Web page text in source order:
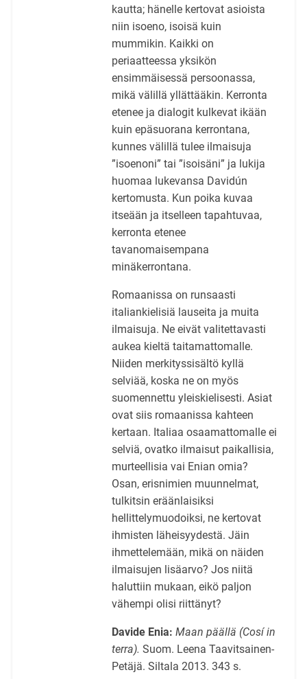
kautta; hänelle kertovat asioista
niin isoeno, isoisä kuin
mummikin. Kaikki on
periaatteessa yksikön
ensimmäisessä persoonassa,
mikä välillä yllättääkin. Kerronta
etenee ja dialogit kulkevat ikään
kuin epäsuorana kerrontana,
kunnes välillä tulee ilmaisuja
”isoenoni” tai ”isoisäni” ja lukija
huomaa lukevansa Davidún
kertomusta. Kun poika kuvaa
itseään ja itselleen tapahtuvaa,
kerronta etenee
tavanomaisempana
minäkerrontana.
Romaanissa on runsaasti
italiankielisiä lauseita ja muita
ilmaisuja. Ne eivät valitettavasti
aukea kieltä taitamattomalle.
Niiden merkityssisältö kyllä
selviää, koska ne on myös
suomennettu yleiskielisesti. Asiat
ovat siis romaanissa kahteen
kertaan. Italiaa osaamattomalle ei
selviä, ovatko ilmaisut paikallisia,
murteellisia vai Enian omia?
Osan, erisnimien muunnelmat,
tulkitsin eräänlaisiksi
hellittelymuodoiksi, ne kertovat
ihmisten läheisyydestä. Jäin
ihmettelemään, mikä on näiden
ilmaisujen lisäarvo? Jos niitä
haluttiin mukaan, eikö paljon
vähempi olisi riittänyt?
Davide Enia: Maan päällä (Cosí in
terra). Suom. Leena Taavitsainen-
Petäjä. Siltala 2013. 343 s.